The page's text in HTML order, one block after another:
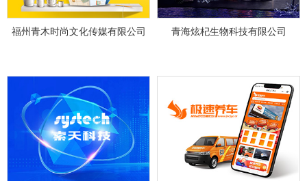
福州青木时尚文化传媒有限公司 青海炫杞生物科技有限公司